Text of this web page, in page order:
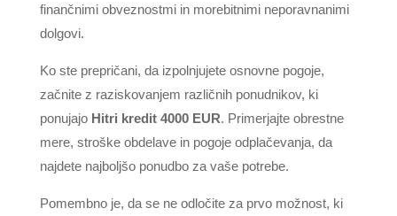
finančnimi obveznostmi in morebitnimi neporavnanimi
dolgovi.
Ko ste prepričani, da izpolnjujete osnovne pogoje,
začnite z raziskovanjem različnih ponudnikov, ki
ponujajo Hitri kredit 4000 EUR. Primerjajte obrestne
mere, stroške obdelave in pogoje odplačevanja, da
najdete najboljšo ponudbo za vaše potrebe.
Pomembno je, da se ne odločite za prvo možnost, ki